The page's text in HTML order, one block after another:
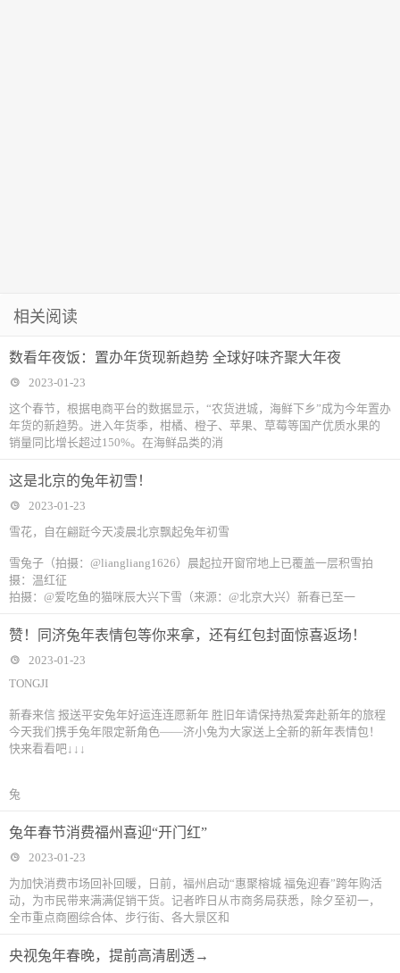
相关阅读
数看年夜饭：置办年货现新趋势 全球好味齐聚大年夜
2023-01-23
这个春节，根据电商平台的数据显示，“农货进城，海鲜下乡”成为今年置办
年货的新趋势。进入年货季，柑橘、橙子、苹果、草莓等国产优质水果的
销量同比增长超过150%。在海鲜品类的消
这是北京的兔年初雪！
2023-01-23
雪花，自在翩跹今天凌晨北京飘起兔年初雪
雪兔子（拍摄：@liangliang1626）晨起拉开窗帘地上已覆盖一层积雪拍
摄：温红征
拍摄：@爱吃鱼的猫咪辰大兴下雪（来源：@北京大兴）新春已至一
赞！同济兔年表情包等你来拿，还有红包封面惊喜返场！
2023-01-23
TONGJI
新春来信 报送平安兔年好运连连愿新年 胜旧年请保持热爱奔赴新年的旅程
今天我们携手兔年限定新角色——济小兔为大家送上全新的新年表情包！
快来看看吧↓↓↓
兔
兔年春节消费福州喜迎“开门红”
2023-01-23
为加快消费市场回补回暖，日前，福州启动“惠聚榕城 福兔迎春”跨年购活
动，为市民带来满满促销干货。记者昨日从市商务局获悉，除夕至初一，
全市重点商圈综合体、步行街、各大景区和
央视兔年春晚，提前高清剧透→